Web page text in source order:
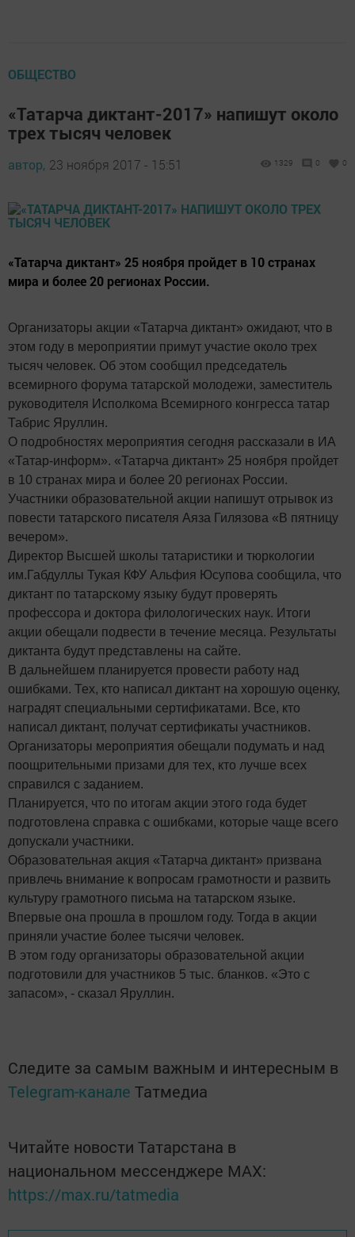
ОБЩЕСТВО
«Татарча диктант-2017» напишут около
трех тысяч человек
автор, 23 ноября 2017 - 15:51 1329 0 0
«Татарча диктант» 25 ноября пройдет в 10 странах
мира и более 20 регионах России.
Организаторы акции «Татарча диктант» ожидают, что в
этом году в мероприятии примут участие около трех
тысяч человек. Об этом сообщил председатель
всемирного форума татарской молодежи, заместитель
руководителя Исполкома Всемирного конгресса татар
Табрис Яруллин.
О подробностях мероприятия сегодня рассказали в ИА
«Татар-информ». «Татарча диктант» 25 ноября пройдет
в 10 странах мира и более 20 регионах России.
Участники образовательной акции напишут отрывок из
повести татарского писателя Аяза Гилязова «В пятницу
вечером».
Директор Высшей школы татаристики и тюркологии
им.Габдуллы Тукая КФУ Альфия Юсупова сообщила, что
диктант по татарскому языку будут проверять
профессора и доктора филологических наук. Итоги
акции обещали подвести в течение месяца. Результаты
диктанта будут представлены на сайте.
В дальнейшем планируется провести работу над
ошибками. Тех, кто написал диктант на хорошую оценку,
наградят специальными сертификатами. Все, кто
написал диктант, получат сертификаты участников.
Организаторы мероприятия обещали подумать и над
поощрительными призами для тех, кто лучше всех
справился с заданием.
Планируется, что по итогам акции этого года будет
подготовлена справка с ошибками, которые чаще всего
допускали участники.
Образовательная акция «Татарча диктант» призвана
привлечь внимание к вопросам грамотности и развить
культуру грамотного письма на татарском языке.
Впервые она прошла в прошлом году. Тогда в акции
приняли участие более тысячи человек.
В этом году организаторы образовательной акции
подготовили для участников 5 тыс. бланков. «Это с
запасом», - сказал Яруллин.
Следите за самым важным и интересным в
Telegram-канале Татмедиа
Читайте новости Татарстана в
национальном мессенджере MАХ:
https://max.ru/tatmedia